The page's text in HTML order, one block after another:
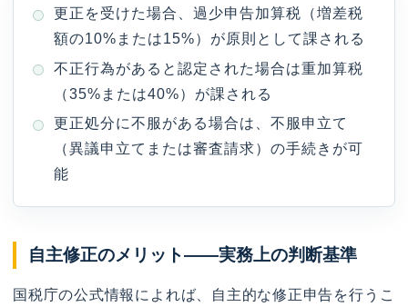
更正を受けた場合、過少申告加算税（増差税
額の10%または15%）が原則として課される
不正行為があると認定された場合は重加算税
（35%または40%）が課される
更正処分に不服がある場合は、不服申立て
（異議申立てまたは審査請求）の手続きが可
能
自主修正のメリット——実務上の判断基準
国税庁の公式情報によれば、自主的な修正申告を行うこ